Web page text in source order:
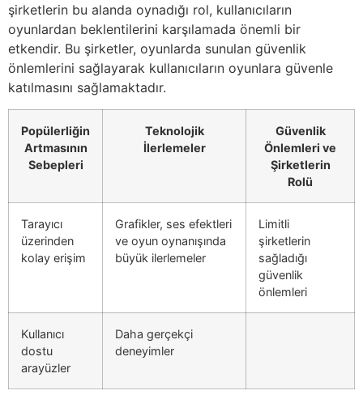
şirketlerin bu alanda oynadığı rol, kullanıcıların
oyunlardan beklentilerini karşılamada önemli bir
etkendir. Bu şirketler, oyunlarda sunulan güvenlik
önlemlerini sağlayarak kullanıcıların oyunlara güvenle
katılmasını sağlamaktadır.
Popülerliğin
Artmasının
Sebepleri
Teknolojik
İlerlemeler
Güvenlik
Önlemleri ve
Şirketlerin
Rolü
Tarayıcı
üzerinden
kolay erişim
Grafikler, ses efektleri
ve oyun oynanışında
büyük ilerlemeler
Limitli
şirketlerin
sağladığı
güvenlik
önlemleri
Kullanıcı
dostu
arayüzler
Daha gerçekçi
deneyimler